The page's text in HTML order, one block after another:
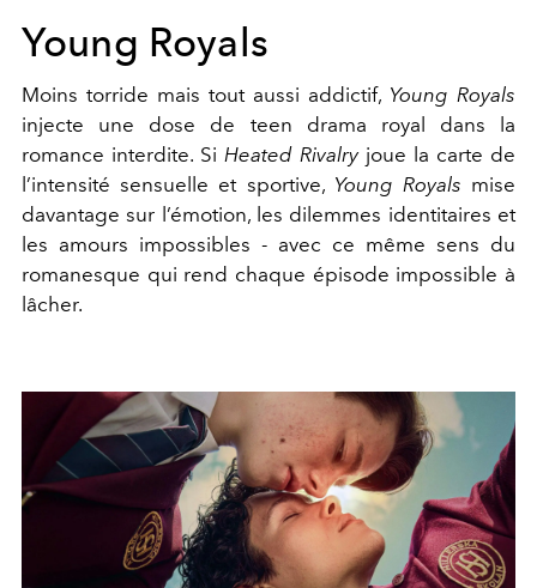
Young Royals
Moins torride mais tout aussi addictif, Young Royals
injecte une dose de teen drama royal dans la
romance interdite. Si Heated Rivalryjoue la carte de
l’intensité sensuelle et sportive, Young Royals mise
davantage sur l’émotion, les dilemmes identitaires et
les amours impossibles - avec ce même sens du
romanesque qui rend chaque épisode impossible à
lâcher.